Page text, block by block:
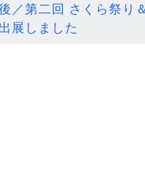
／第二回 さくら祭り
展しました